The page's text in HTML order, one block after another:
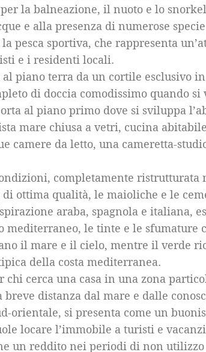
la balneazione, il nuoto e lo
e alla presenza di numerose
pesca sportiva, che rappresenta
e i residenti locali.
al piano terra da un cortile esclusivo
di doccia comodissimo quando si
al piano primo dove si sviluppa
mare chiusa a vetri, cucina
camere da letto, una cameretta-
completamente ristrutturata
ottima qualità, le maioliche e le
araba, spagnola e italiana,
mediterraneo, le tinte e le sfumature
il mare e il cielo, mentre il verde
della costa mediterranea.
chi cerca una casa in una zona
distanza dal mare e dalle
orientale, si presenta come un
locare l’immobile a turisti e
un reddito nei periodi di non utilizzo